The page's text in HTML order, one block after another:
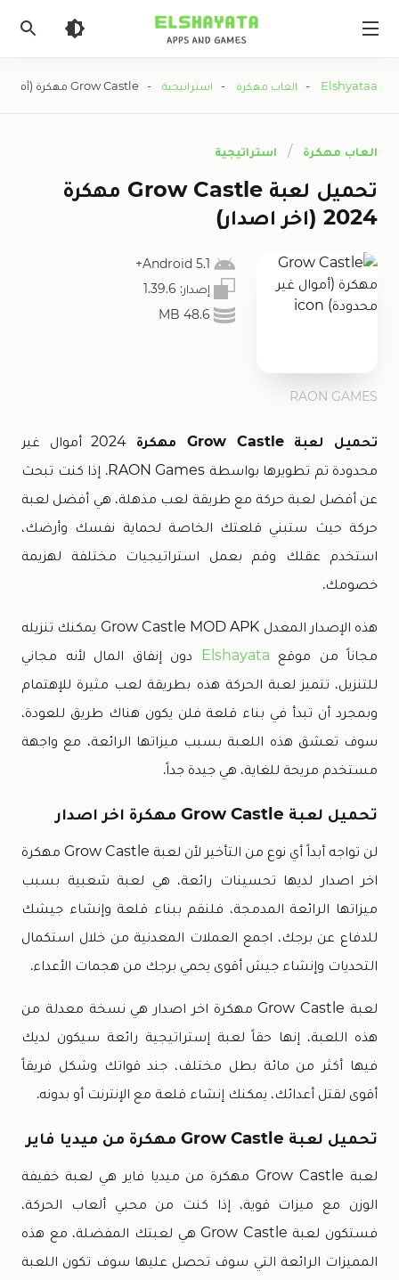
Elshyataa
- العاب مهكرة - استراتيجية - Grow Castle مهكرة (أموال غير محدودة)
العاب مهكرة استراتيجية
تحميل لعبة Grow Castle مهكرة
2024 (اخر اصدار)
5.1 Android+
إصدار: 1.39.6
48.6 MB
RAON GAMES
تحميل لعبة Grow Castle مهكرة
2024 أموال غير
محدودة تم تطويرها بواسطة RAON Games. إذا كنت تبحث
عن أفضل لعبة حركة مع طريقة لعب مذهلة، هي أفضل لعبة
حركة حيث ستبني قلعتك الخاصة لحماية نفسك وأرضك،
استخدم عقلك وقم بعمل استراتيجيات مختلفة لهزيمة
خصومك.
هذه الإصدار المعدل Grow Castle MOD APK يمكنك تنزيله
مجاناً من موقع Elshayata دون إنفاق المال لأنه مجاني
للتنزيل، تتميز لعبة الحركة هذه بطريقة لعب مثيرة للإهتمام
وبمجرد أن تبدأ في بناء قلعة فلن يكون هناك طريق للعودة،
سوف تعشق هذه اللعبة بسبب ميزاتها الرائعة، مع واجهة
مستخدم مريحة للغاية، هي جيدة جداً.
تحميل لعبة Grow Castle مهكرة اخر اصدار
لن تواجه أبداً أي نوع من التأخير لأن لعبة Grow Castle مهكرة
اخر اصدار لديها تحسينات رائعة، هي لعبة شعبية بسبب
ميزاتها الرائعة المدمجة، فلنقم ببناء قلعة وإنشاء جيشك
للدفاع عن برجك، اجمع العملات المعدنية من خلال استكمال
التحديات وإنشاء جيش أقوى يحمي برجك من هجمات الأعداء.
لعبة Grow Castle مهكرة اخر اصدار هي نسخة معدلة من
هذه اللعبة، إنها حقاً لعبة إستراتيجية رائعة سيكون لديك
فيها أكثر من مائة بطل مختلف، جند قواتك وشكل فريقاً
أقوى لقتل أعدائك، يمكنك إنشاء قلعة مع الإنترنت أو بدونه.
تحميل لعبة Grow Castle مهكرة من ميديا فاير
لعبة Grow Castle مهكرة من ميديا فاير هي لعبة خفيفة
الوزن مع ميزات قوية، إذا كنت من محبي ألعاب الحركة،
فستكون لعبة Grow Castle هي لعبتك المفضلة، مع هذه
المميزات الرائعة التي سوف تحصل عليها سوف تكون اللعبة